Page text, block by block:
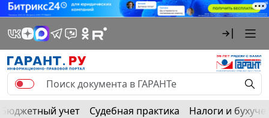
Бюджетный учет Судебная практика Налоги и